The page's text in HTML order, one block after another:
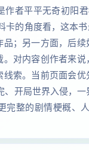
作者平平无奇初阳
卡的角度看，这本
；另一方面，后
对内容创作者来
索。当前页面会
开局世界入侵，
完整的剧情梗概、